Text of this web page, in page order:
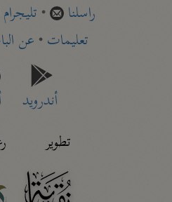
راسلنا • تليجرام
تعليمات• عن
أندرويد
تطوير